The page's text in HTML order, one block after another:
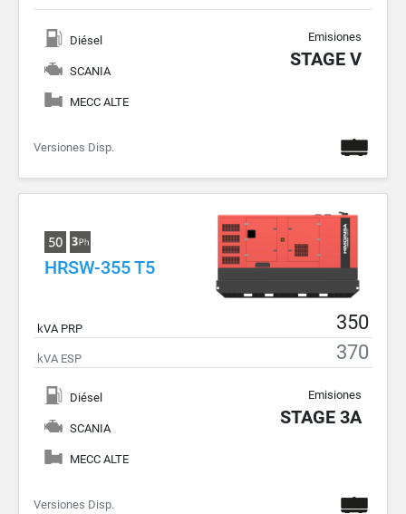
Diésel
SCANIA
MECC ALTE
Emisiones
STAGE V
Versiones Disp.
HRSW-355 T5
kVA PRP 350
kVA ESP 370
Diésel
SCANIA
MECC ALTE
Emisiones
STAGE 3A
Versiones Disp.